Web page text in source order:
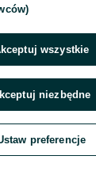
Dodaj
wszystkie
niezbędne
preferencje